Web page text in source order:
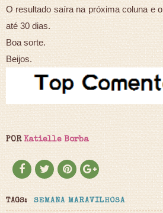
O resultado saíra na próxima coluna e
até 30 dias.
Boa sorte.
Beijos.
POR Katielle Borba
TAGS: SEMANA MARAVILHOSA